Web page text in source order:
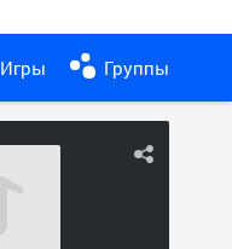
Игры Группы